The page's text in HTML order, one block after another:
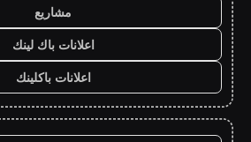
مشاريع
اعلانات باك لينك
اعلانات باكلينك